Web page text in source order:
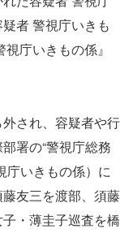
者 警視庁いきも
庁いきもの係』
され、容疑者や行
署の“警視庁総務
庁いきもの係）に
友三を渡部、須藤
・薄圭子巡査を橋